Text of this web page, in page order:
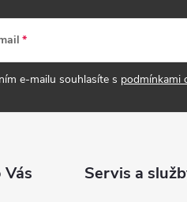
e-mailu souhlasíte s podmínkami
Servis a